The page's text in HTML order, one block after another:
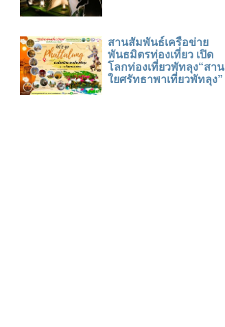
สานสัมพันธ์เครือข่าย
พันธมิตรท่องเที่ยว เปิด
โลกท่องเที่ยวพัทลุง“สาน
ใยศรัทธาพาเที่ยวพัทลุง”